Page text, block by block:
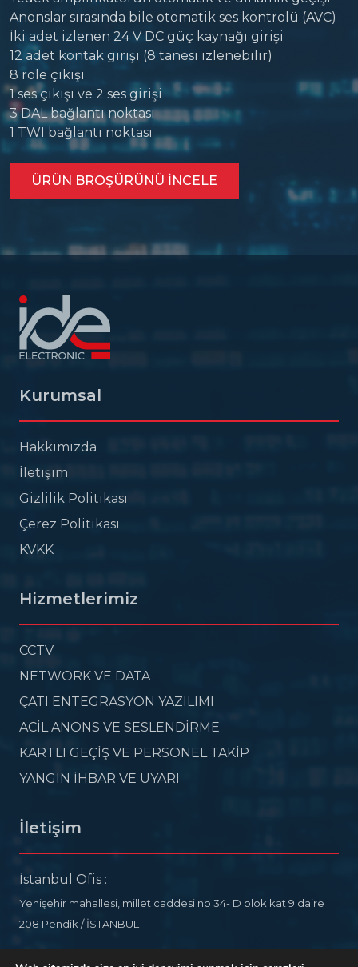
Anonslar sırasında bile otomatik ses kontrolü (AVC)
İki adet izlenen 24 V DC güç kaynağı girişi
12 adet kontak girişi (8 tanesi izlenebilir)
8 röle çıkışı
1 ses çıkışı ve 2 ses girişi
3 DAL bağlantı noktası
1 TWI bağlantı noktası
ÜRÜN BROŞÜRÜNÜ INCELE
Kurumsal
Hakkımızda
İletişim
Gizlilik Politikası
Çerez Politikası
KVKK
Hizmetlerimiz
CCTV
NETWORK VE DATA
ÇATI ENTEGRASYON YAZILIMI
ACİL ANONS VE SESLENDİRME
KARTLI GEÇİŞ VE PERSONEL TAKİP
YANGIN İHBAR VE UYARI
İletişim
İstanbul Ofis :
Yenişehir mahallesi, millet caddesi no 34- D blok kat 9 daire
208 Pendik / İSTANBUL